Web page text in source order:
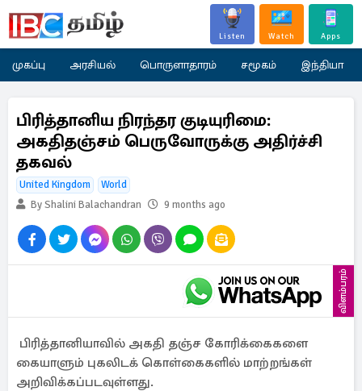
Listen Watch Apps
முகப்பு அரசியல் பொருளாதாரம் சமூகம் இந்தியா
பிரித்தானிய நிரந்தர குடியுரிமை:
அகதிதஞ்சம் பெருவோருக்கு அதிர்ச்சி
தகவல்
United Kingdom
World
By Shalini Balachandran
9 months ago
விளம்பரம்
பிரித்தானியாவில் அகதி தஞ்ச கோரிக்கைகளை
கையாளும் புகலிடக் கொள்கைகளில் மாற்றங்கள்
அறிவிக்கப்படவுள்ளது.